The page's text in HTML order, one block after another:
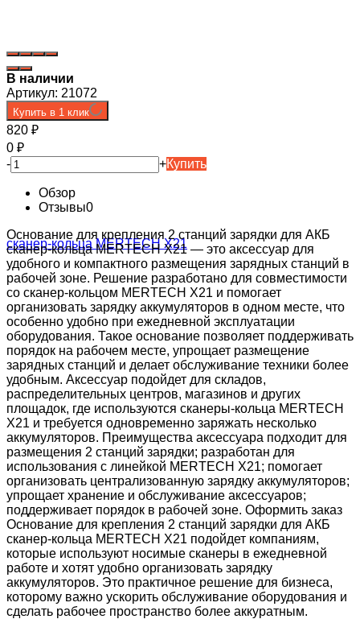
В наличии
Артикул: 21072
Купить в 1 клик
820 ₽
0 ₽
-
+Купить
Обзор
Отзывы0
Основание для крепления 2 станций зарядки для АКБ
сканер-кольца MERTECH X21 — это аксессуар для
удобного и компактного размещения зарядных станций в
рабочей зоне. Решение разработано для совместимости
со сканер-кольцом MERTECH X21 и помогает
организовать зарядку аккумуляторов в одном месте, что
особенно удобно при ежедневной эксплуатации
оборудования. Такое основание позволяет поддерживать
порядок на рабочем месте, упрощает размещение
зарядных станций и делает обслуживание техники более
удобным. Аксессуар подойдет для складов,
распределительных центров, магазинов и других
площадок, где используются сканеры-кольца MERTECH
X21 и требуется одновременно заряжать несколько
аккумуляторов. Преимущества аксессуара подходит для
размещения 2 станций зарядки; разработан для
использования с линейкой MERTECH X21; помогает
организовать централизованную зарядку аккумуляторов;
упрощает хранение и обслуживание аксессуаров;
поддерживает порядок в рабочей зоне. Оформить заказ
Основание для крепления 2 станций зарядки для АКБ
сканер-кольца MERTECH X21 подойдет компаниям,
которые используют носимые сканеры в ежедневной
работе и хотят удобно организовать зарядку
аккумуляторов. Это практичное решение для бизнеса,
которому важно ускорить обслуживание оборудования и
сделать рабочее пространство более аккуратным.